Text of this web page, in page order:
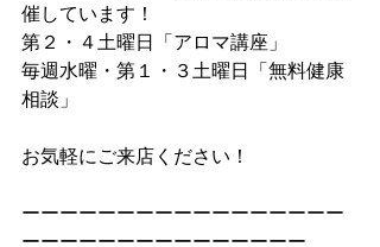
催しています！
第２・４土曜日「アロマ講座」
毎週水曜・第１・３土曜日「無料健康
相談」
お気軽にご来店ください！
ーーーーーーーーーーーーーーーーー